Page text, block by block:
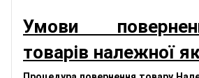
Умови
товарів належної